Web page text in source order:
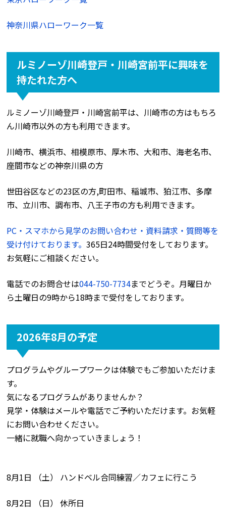
神奈川県ハローワーク一覧
ルミノーゾ川崎登戸・川崎宮前平に興味を
持たれた方へ
ルミノーゾ川崎登戸・川崎宮前平は、川崎市の方はもちろ
ん川崎市以外の方も利用できます。
川崎市、横浜市、相模原市、厚木市、大和市、海老名市、
座間市などの神奈川県の方
世田谷区などの23区の方,町田市、稲城市、狛江市、多摩
市、立川市、調布市、八王子市の方も利用できます。
PC・スマホから見学のお問い合わせ・資料請求・質問等を
受け付けております。365日24時間受付をしております。
お気軽にご相談ください。
電話でのお問合せは044-750-7734までどうぞ。月曜日か
ら土曜日の9時から18時まで受付をしております。
2026年8月の予定
プログラムやグループワークは体験でもご参加いただけま
す。
気になるプログラムがありませんか？
見学・体験はメールや電話でご予約いただけます。お気軽
にお問い合わせください。
一緒に就職へ向かっていきましょう！
8月1日 （土） ハンドベル合同練習／カフェに行こう
8月2日 （日） 休所日